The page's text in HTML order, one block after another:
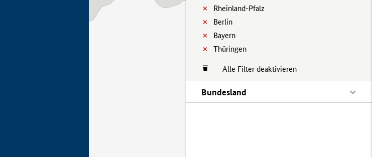
Rheinland-Pfalz
Berlin
Bayern
Thüringen
Alle Filter deaktivieren
Bundesland